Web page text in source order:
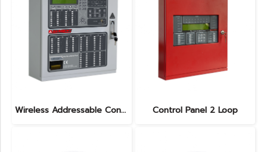
Wireless Addressable Control Panel 2 Loop Control Panel 2 Loop